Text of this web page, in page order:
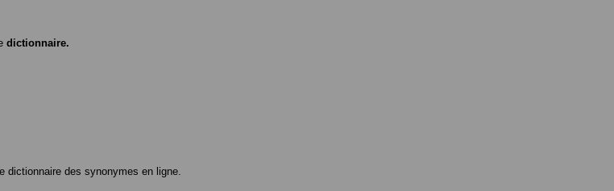
dictionnaire.
dictionnaire des synonymes en ligne.